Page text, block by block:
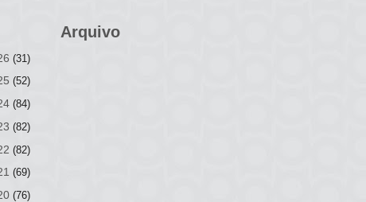
Arquivo
(31)
(52)
(84)
(82)
(82)
(69)
(76)